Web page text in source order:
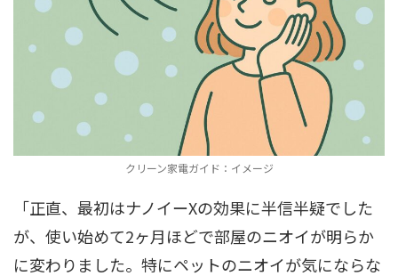
クリーン家電ガイド：イメージ
「正直、最初はナノイーXの効果に半信半疑でした
が、使い始めて2ヶ月ほどで部屋のニオイが明らか
に変わりました。特にペットのニオイが気にならな